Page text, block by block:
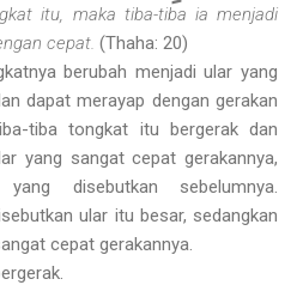
itu, maka tiba-tiba ia menjadi
cepat. (Thaha: 20)
berubah menjadi ular yang
dapat merayap dengan gerakan
tiba tongkat itu bergerak dan
yang sangat cepat gerakannya,
disebutkan sebelumnya.
ular itu besar, sedangkan
cepat gerakannya.